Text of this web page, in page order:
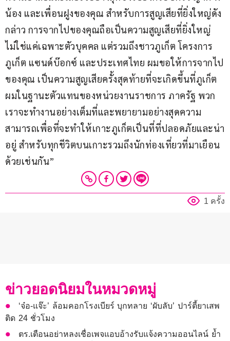
น้อง และเพื่อนฝูงของคุณ สำหรับการสูญเสียที่ยิ่งใหญ่ดัง
กล่าว การจากไปของคุณถือเป็นความสูญเสียที่ยิ่งใหญ่
ไม่ใช่แค่เฉพาะตัวบุคคล แต่รวมถึงชาวภูเก็ต โครงการ
ภูเก็ต แซนด์บ๊อกซ์ และประเทศไทย ผมขอให้การจากไป
ของคุณ เป็นความสูญเสียครั้งสุดท้ายที่จะเกิดขึ้นที่ภูเก็ต
ผมในฐานะตัวแทนของหน่วยงานราชการ ภาครัฐ พวก
เราจะทำงานอย่างเต็มที่และพยายามอย่างสุดความ
สามารถเพื่อที่จะทำให้เกาะภูเก็ตเป็นที่ที่ปลอดภัยและน่า
อยู่ สำหรับทุกชีวิตบนเกาะรวมถึงนักท่องเที่ยวที่มาเยือน
ด้วยเช่นกัน”
1 ครั้ง
ข่าวยอดนิยมในหมวดหมู่
‘จ๋อ-แจ๊ะ’ ล้อมคอกโรงเบียร์ บุกทลาย ‘ผับลับ’ ปาร์ตี้ยาเสพ
ติด 24 ชั่วโมง
ตร.เตือนอย่าหลงเชื่อเพจแอบอ้างรับแจ้งความออนไลน์ ย้ำ